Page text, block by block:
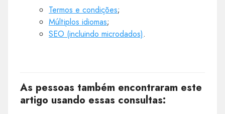
Termos e condições;
Múltiplos idiomas;
SEO (incluindo microdados).
As pessoas também encontraram este
artigo usando essas consultas: